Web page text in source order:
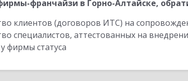
франчайзи в Горно-Алтайске,
клиентов (договоров ИТС) на
специалистов, аттестованных на
фирмы статуса